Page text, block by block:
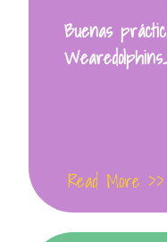
Buenas
Read More >>